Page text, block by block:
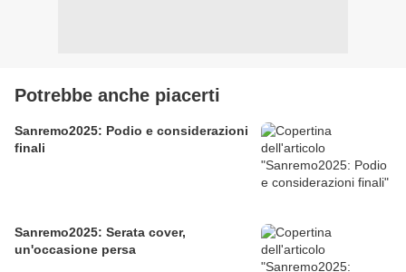
Potrebbe anche piacerti
Sanremo2025: Podio e considerazioni
finali
Sanremo2025: Serata cover,
un'occasione persa